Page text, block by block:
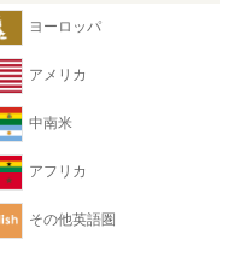
ヨーロッパ
アメリカ
中南米
アフリカ
その他英語圏